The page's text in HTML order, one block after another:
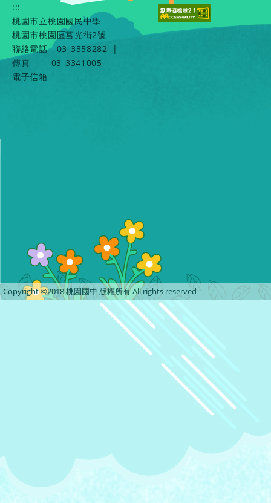
:::
桃園市立桃園國民中學
桃園市桃園區莒光街2號
聯絡電話
03-3358282
|
傳真
03-3341005
電子信箱
Copyright ©2018 桃園國中 版權所有 All rights reserved